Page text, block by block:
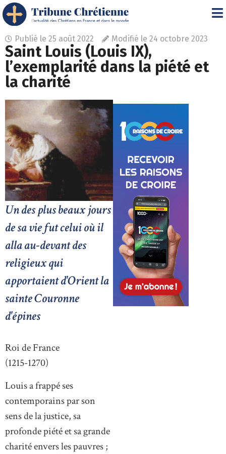
Publié le 25 août 2022 Modifié le 24 octobre 2023
Saint Louis (Louis IX),
l’exemplarité dans la piété et
la charité
Un des plus beaux jours
de sa vie fut celui où il
alla au-devant des
religieux qui
apportaient d'Orient la
sainte Couronne
d'épines
Roi de France
(1215-1270)
Louis a frappé ses
contemporains par son
sens de la justice, sa
profonde piété et sa grande
charité envers les pauvres ;